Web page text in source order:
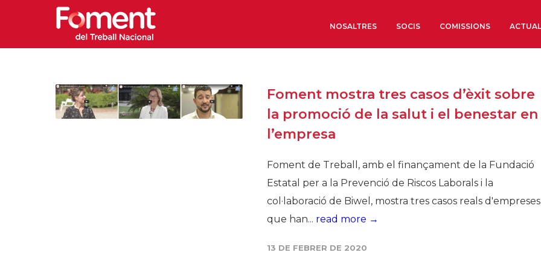
NOSALTRES
Òrgans de Govern
Òrgans Consultius
Econòmics i Socials
Organitzacions
SOCIS COMISSIONS
Foment mostra tres casos d’èxit sobre
la promoció de la salut i el benestar en
l’empresa
Foment de Treball, amb el finançament de la Fundació
Estatal per a la Prevenció de Riscos Laborals i la
col·laboració de Biwel, mostra tres casos reals d'empreses
que han... read more →
13 DE FEBRER DE 2020